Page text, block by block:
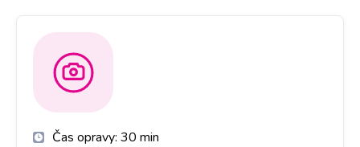
Čas opravy: 30 min